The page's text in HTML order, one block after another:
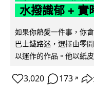
水撥識郁 + 實
如果你熱愛一件事，你
巴士鐵路迷，選擇由零
以運作的作品。他以紙
3,020 173 ↗